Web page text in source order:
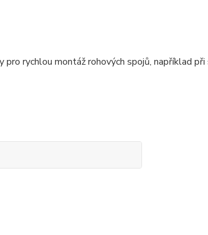
rychlou montáž rohových spojů, například